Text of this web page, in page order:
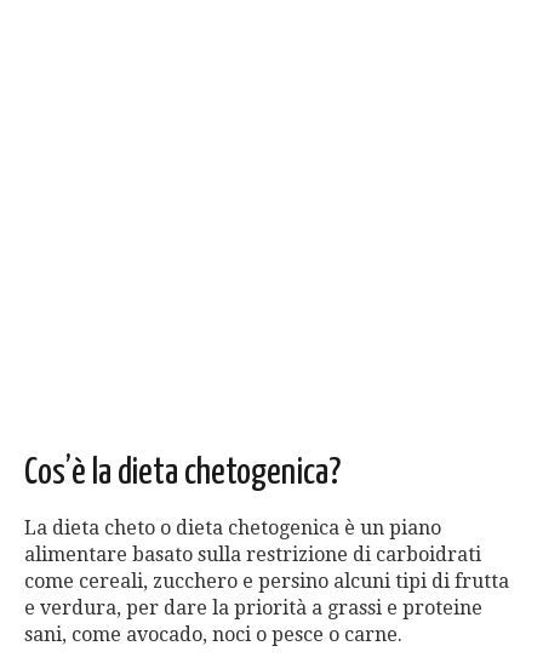
Cos’è la dieta chetogenica?
La dieta cheto o dieta chetogenica è un piano
alimentare basato sulla restrizione di carboidrati
come cereali, zucchero e persino alcuni tipi di frutta
e verdura, per dare la priorità a grassi e proteine
sani, come avocado, noci o pesce o carne.